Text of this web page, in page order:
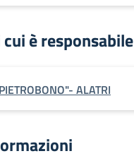
è responsabile
ALATRI